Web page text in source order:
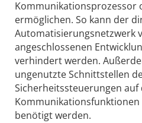
Kommunikationsprozessor
ermöglichen. So kann der
Automatisierungsnetzwerk
angeschlossenen
verhindert werden.
ungenutzte Schnittstellen
Sicherheitssteuerungen auf
benötigt werden.